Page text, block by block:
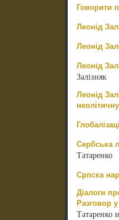
Говорити
Леонід
Леонід
Леонід
Залізняк
Леонід
Сербська
Татаренко
Српска
Діалоги
Разговор
Татаренко